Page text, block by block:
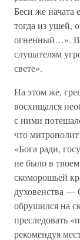
Беси же начата
тогда из ушей,
огненный…». В
слушателям
свете».
На этом же,
восхищался
с ними
что
«Бога ради,
не было в
скоморошьей
духовенства —
обрушился на
преследовать
рекомендуя